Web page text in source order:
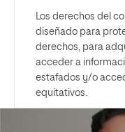
Los derechos del
diseñado para
derechos, para
acceder a
estafados y/o
equitativos.